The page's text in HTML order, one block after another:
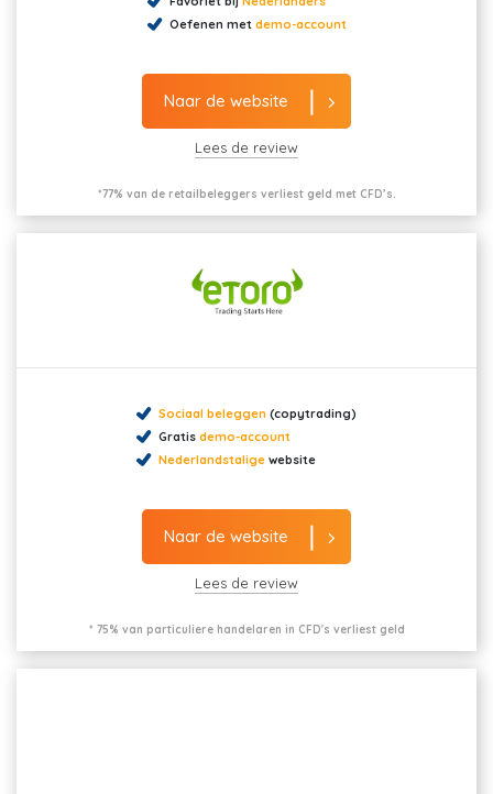
Oefenen met demo-account
Naar de website
Lees de review
*77% van de retailbeleggers verliest geld met CFD’s.
Sociaal beleggen (copytrading)
Gratis demo-account
Nederlandstalige website
Naar de website
Lees de review
* 75% van particuliere handelaren in CFD's verliest geld